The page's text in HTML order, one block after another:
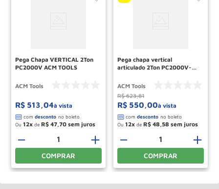
Pega Chapa VERTICAL 2Ton
PC2000V ACM TOOLS
ACM Tools
R$ 513,04à vista
Ou 12 de R$ 47,70
＋
－
COMPRAR
Pega chapa vertical
articulado 2Ton PC2000V-A
ACM Tools
R$ 623,81
R$ 550,00à vista
Ou 12 de R$ 48,58
＋
－
COMPRAR